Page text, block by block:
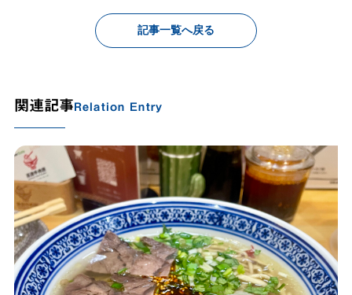
記事一覧へ戻る
関連記事Relation Entry